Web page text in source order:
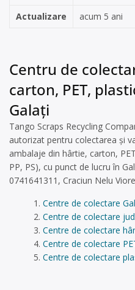
Actualizare
acum 5 ani
Centru de
carton, PET,
Galați
Tango Scraps Recycling
autorizat pentru colectarea și
ambalaje din hârtie, carton,
PP, PS), cu punct de lucru în
0741641311, Craciun Nelu
Centre de colectare
Centre de colectare
Centre de colectare
Centre de colectare
Centre de colectare